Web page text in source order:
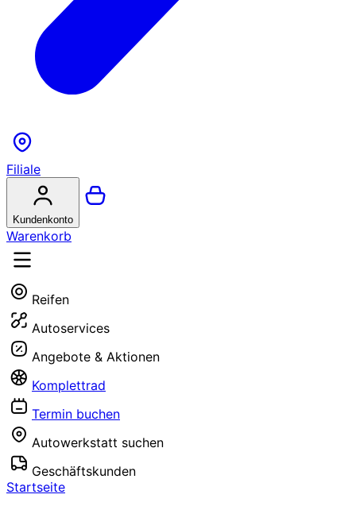
Filiale
Kundenkonto
Warenkorb
Reifen
Autoservices
Angebote & Aktionen
Komplettrad
Termin buchen
Autowerkstatt suchen
Geschäftskunden
Startseite